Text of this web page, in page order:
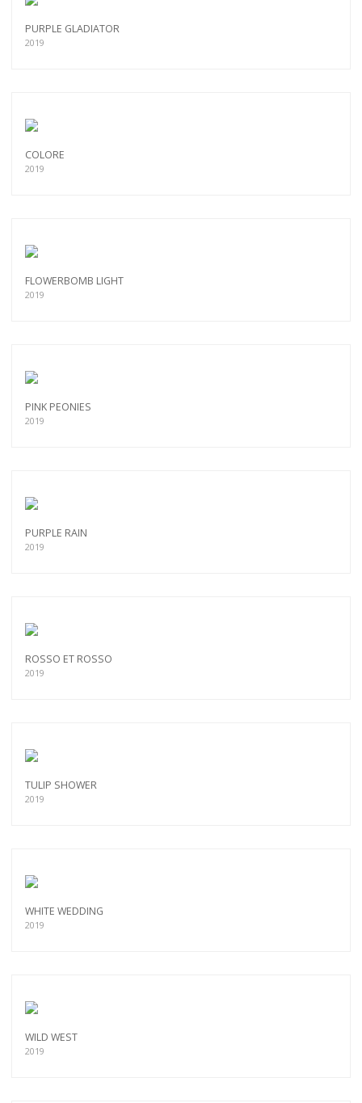
PURPLE GLADIATOR
2019
COLORE
2019
FLOWERBOMB LIGHT
2019
PINK PEONIES
2019
PURPLE RAIN
2019
ROSSO ET ROSSO
2019
TULIP SHOWER
2019
WHITE WEDDING
2019
WILD WEST
2019